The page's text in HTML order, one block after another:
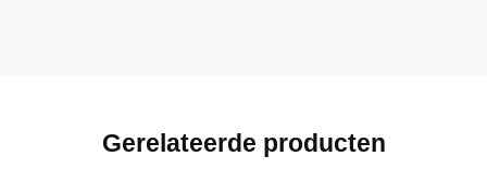
Gerelateerde producten